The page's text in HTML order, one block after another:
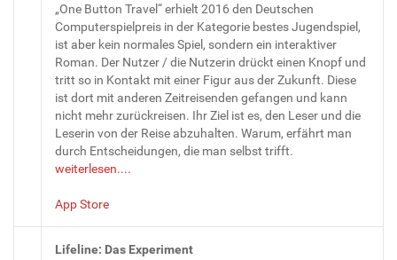
„One Button Travel“ erhielt 2016 den Deutschen
Computerspielpreis in der Kategorie bestes Jugendspiel,
ist aber kein normales Spiel, sondern ein interaktiver
Roman. Der Nutzer / die Nutzerin drückt einen Knopf und
tritt so in Kontakt mit einer Figur aus der Zukunft. Diese
ist dort mit anderen Zeitreisenden gefangen und kann
nicht mehr zurückreisen. Ihr Ziel ist es, den Leser und die
Leserin von der Reise abzuhalten. Warum, erfährt man
durch Entscheidungen, die man selbst trifft.
weiterlesen....
App Store
Lifeline: Das Experiment